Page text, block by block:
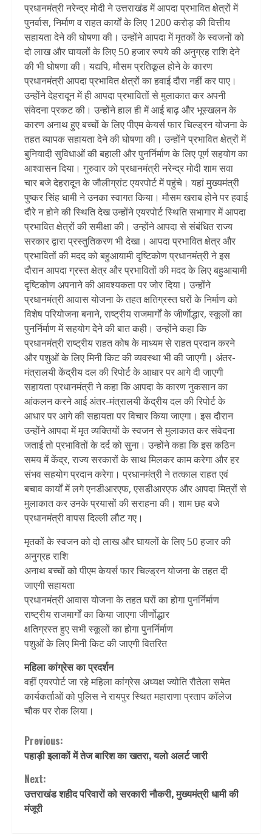
प्रधानमंत्री नरेन्द्र मोदी ने उत्तराखंड में आपदा प्रभावित क्षेत्रों में
पुनर्वास, निर्माण व राहत कार्यों के लिए 1200 करोड़ की वित्तीय
सहायता देने की घोषणा की। उन्होंने आपदा में मृतकों के स्वजनों को
दो लाख और घायलों के लिए 50 हजार रुपये की अनुग्रह राशि देने
की भी घोषणा की। यद्यपि, मौसम प्रतिकूल होने के कारण
प्रधानमंत्री आपदा प्रभावित क्षेत्रों का हवाई दौरा नहीं कर पाए।
उन्होंने देहरादून में ही आपदा प्रभावितों से मुलाकात कर अपनी
संवेदना प्रकट की। उन्होंने हाल ही में आई बाढ़ और भूस्खलन के
कारण अनाथ हुए बच्चों के लिए पीएम केयर्स फार चिल्ड्रन योजना के
तहत व्यापक सहायता देने की घोषणा की। उन्होंने प्रभावित क्षेत्रों में
बुनियादी सुविधाओं की बहाली और पुनर्निर्माण के लिए पूर्ण सहयोग का
आश्वासन दिया। गुरुवार को प्रधानमंत्री नरेन्द्र मोदी शाम सवा
चार बजे देहरादून के जौलीग्रांट एयरपोर्ट में पहुंचे। यहां मुख्यमंत्री
पुष्कर सिंह धामी ने उनका स्वागत किया। मौसम खराब होने पर हवाई
दौरे न होने की स्थिति देख उन्होंने एयरपोर्ट स्थिति सभागार में आपदा
प्रभावित क्षेत्रों की समीक्षा की। उन्होंने आपदा से संबंधित राज्य
सरकार द्वारा प्रस्तुतिकरण भी देखा। आपदा प्रभावित क्षेत्र और
प्रभावितों की मदद को बहुआयामी दृष्टिकोण प्रधानमंत्री ने इस
दौरान आपदा ग्रस्त क्षेत्र और प्रभावितों की मदद के लिए बहुआयामी
दृष्टिकोण अपनाने की आवश्यकता पर जोर दिया। उन्होंने
प्रधानमंत्री आवास योजना के तहत क्षतिग्रस्त घरों के निर्माण को
विशेष परियोजना बनाने, राष्ट्रीय राजमार्गों के जीर्णाेद्धार, स्कूलों का
पुनर्निर्माण में सहयोग देेने की बात कही। उन्होंने कहा कि
प्रधानमंत्री राष्ट्रीय राहत कोष के माध्यम से राहत प्रदान करने
और पशुओं के लिए मिनी किट की व्यवस्था भी की जाएगी। अंतर-
मंत्रालयी केंद्रीय दल की रिपोर्ट के आधार पर आगे दी जाएगी
सहायता प्रधानमंत्री ने कहा कि आपदा के कारण नुकसान का
आंकलन करने आई अंतर-मंत्रालयी केंद्रीय दल की रिपोर्ट के
आधार पर आगे की सहायता पर विचार किया जाएगा। इस दौरान
उन्होंने आपदा में मृत व्यक्तियों के स्वजन से मुलाकात कर संवेदना
जताई तो प्रभावितों के दर्द को सुना। उन्होंने कहा कि इस कठिन
समय में केंद्र, राज्य सरकारों के साथ मिलकर काम करेगा और हर
संभव सहयोग प्रदान करेगा। प्रधानमंत्री ने तत्काल राहत एवं
बचाव कार्यों में लगे एनडीआरएफ, एसडीआरएफ और आपदा मित्रों से
मुलाकात कर उनके प्रयासों की सराहना की। शाम छह बजे
प्रधानमंत्री वापस दिल्ली लौट गए।
मृतकों के स्वजन को दो लाख और घायलों के लिए 50 हजार की
अनुग्रह राशि
अनाथ बच्चों को पीएम केयर्स फार चिल्ड्रन योजना के तहत दी
जाएगी सहायता
प्रधानमंत्री आवास योजना के तहत घरों का होगा पुनर्निर्माण
राष्ट्रीय राजमार्गों का किया जाएगा जीर्णोद्धार
क्षतिग्रस्त हुए सभी स्कूलों का होगा पुनर्निर्माण
पशुओं के लिए मिनी किट की जाएगी वितरित
महिला कांग्रेस का प्रदर्शन
वहीं एयरपोर्ट जा रहे महिला कांग्रेस अध्यक्ष ज्योति रौतेला समेत
कार्यकर्ताओं को पुलिस ने रायपुर स्थित महाराणा प्रताप कॉलेज
चौक पर रोक लिया।
Continue
Reading
Previous:
पहाड़ी इलाकों में तेज बारिश का खतरा, यलो अलर्ट जारी
Next:
उत्तराखंड शहीद परिवारों को सरकारी नौकरी, मुख्यमंत्री धामी की
मंजूरी